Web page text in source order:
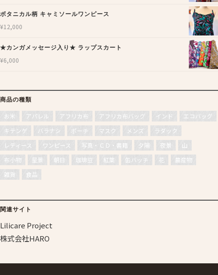
ボタニカル柄 キャミソールワンピース
¥12,000
★カンガメッセージ入り★ ラップスカート
¥6,000
商品の種類
お米 アパレル アフリカ布 アフリカ布バッグ インド
エコバッグ
キテンゲ
バラナシ ポーチ マスク メンズ
ラダック
レディース
ワンピース 写真・ＣＤ・書籍 夕陽 夜景
山
布小物
星景 朝日 珈琲豆 紅葉 缶バッチ 花
農産物
雑貨
食品
関連サイト
Lilicare Project
株式会社HARO